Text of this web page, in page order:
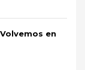
en